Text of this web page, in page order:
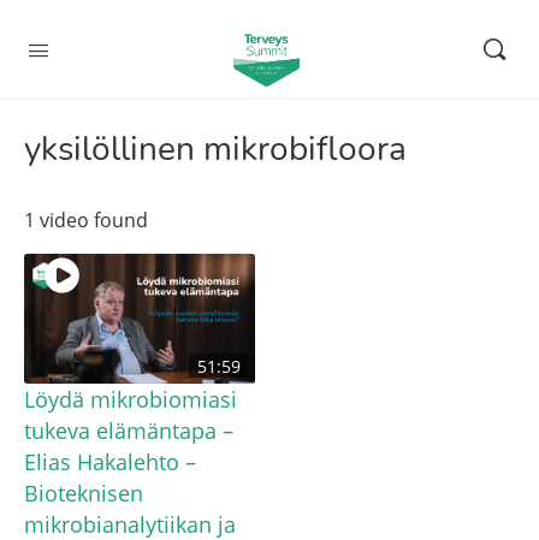
yksilöllinen mikrobifloora
1 video found
51:59
Löydä mikrobiomiasi
tukeva elämäntapa –
Elias Hakalehto –
Bioteknisen
mikrobianalytiikan ja